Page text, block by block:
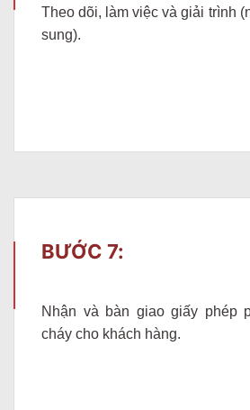
Theo dõi, làm việc và giải trình
sung).
BƯỚC 7:
Nhận và bàn giao giấy phép
cháy cho khách hàng.